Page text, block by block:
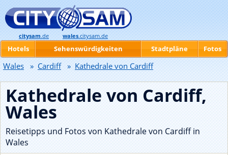
Kathedrale von Cardiff,
Wales
Reisetipps und Fotos von Kathedrale von Cardiff in
Wales
citysam.de wales.citysam.de
Hotels Sehenswürdigkeiten Stadtpläne Fotos
Wales » Cardiff » Kathedrale von Cardiff